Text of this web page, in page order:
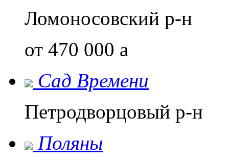
Ломоносовский р-н
от 470 000 a
Сад Времени
Петродворцовый р-н
Поляны